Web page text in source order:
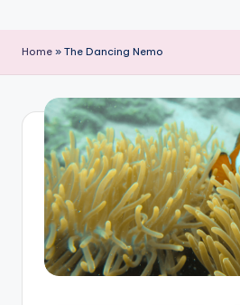
Home » The Dancing Nemo